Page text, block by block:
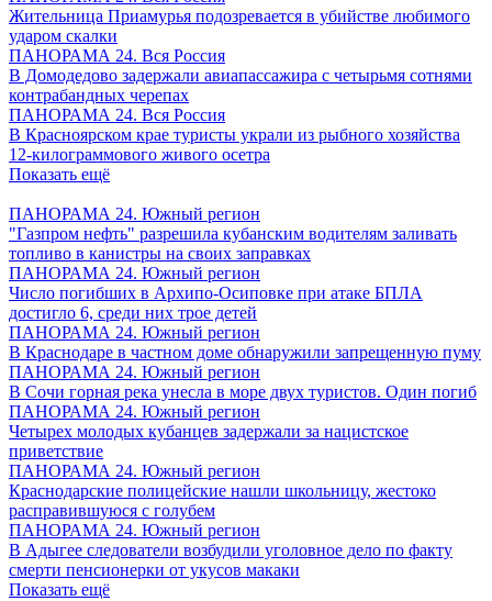
Жительница Приамурья подозревается в убийстве любимого
ударом скалки
ПАНОРАМА 24. Вся Россия
В Домодедово задержали авиапассажира с четырьмя сотнями
контрабандных черепах
ПАНОРАМА 24. Вся Россия
В Красноярском крае туристы украли из рыбного хозяйства
12-килограммового живого осетра
Показать ещё
ПАНОРАМА 24. Южный регион
"Газпром нефть" разрешила кубанским водителям заливать
топливо в канистры на своих заправках
ПАНОРАМА 24. Южный регион
Число погибших в Архипо-Осиповке при атаке БПЛА
достигло 6, среди них трое детей
ПАНОРАМА 24. Южный регион
В Краснодаре в частном доме обнаружили запрещенную пуму
ПАНОРАМА 24. Южный регион
В Сочи горная река унесла в море двух туристов. Один погиб
ПАНОРАМА 24. Южный регион
Четырех молодых кубанцев задержали за нацистское
приветствие
ПАНОРАМА 24. Южный регион
Краснодарские полицейские нашли школьницу, жестоко
расправившуюся с голубем
ПАНОРАМА 24. Южный регион
В Адыгее следователи возбудили уголовное дело по факту
смерти пенсионерки от укусов макаки
Показать ещё